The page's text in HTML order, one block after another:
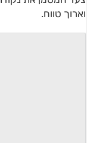
וארוך טווח.